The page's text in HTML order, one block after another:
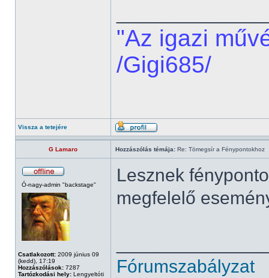
"Az igazi
/Gigi685/
Vissza a tetejére
G Lamaro Hozzászólás témája: Re: Tömegsír a Fénypontokhoz
Ó-nagy-admin "backstage"
Csatlakozott: 2009 június 09
(kedd), 17:19
Hozzászólások: 7287
Tartózkodási hely: Lengyeltóti
Lesznek
megfelelő
Fórumszabályzat